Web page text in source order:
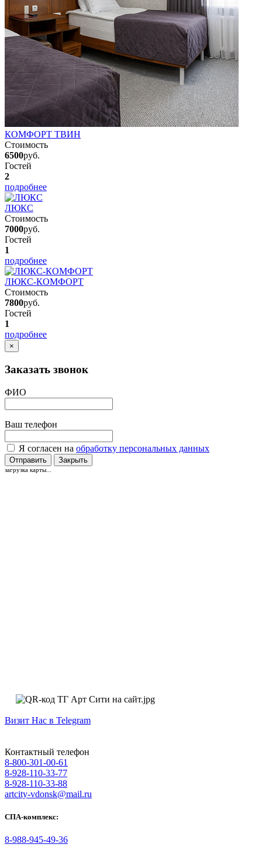
КОМФОРТ ТВИН
Стоимость
6500руб.
Гостей
2
подробнее
ЛЮКС
Стоимость
7000руб.
Гостей
1
подробнее
ЛЮКС-КОМФОРТ
Стоимость
7800руб.
Гостей
1
подробнее
×
Заказать звонок
ФИО
Ваш телефон
Я согласен на обработку персональных данных
Отправить Закрыть
загрузка карты...
Визит Нас в Telegram
Контактный телефон
8-800-301-00-61
8-928-110-33-77
8-928-110-33-88
artcity-vdonsk@mail.ru
СПА-комплекс:
8-988-945-49-36